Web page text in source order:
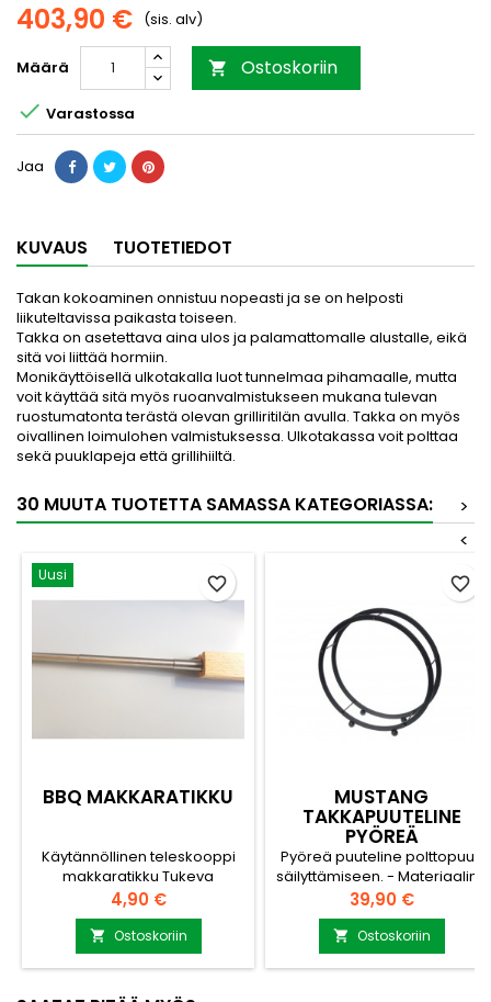
403,90 € (sis. alv)
Määrä  Ostoskoriin
 Varastossa
Jaa
KUVAUS TUOTETIEDOT
Takan kokoaminen onnistuu nopeasti ja se on helposti
liikuteltavissa paikasta toiseen.
Takka on asetettava aina ulos ja palamattomalle alustalle, eikä
sitä voi liittää hormiin.
Monikäyttöisellä ulkotakalla luot tunnelmaa pihamaalle, mutta
voit käyttää sitä myös ruoanvalmistukseen mukana tulevan
ruostumatonta terästä olevan grilliritilän avulla. Takka on myös
oivallinen loimulohen valmistuksessa. Ulkotakassa voit polttaa
sekä puuklapeja että grillihiiltä.
30 MUUTA TUOTETTA SAMASSA KATEGORIASSA:
>
<
Uusi
BBQ MAKKARATIKKU
Käytännöllinen teleskooppi
makkaratikku Tukeva
Kädensija puusta ja
ripustushihna Retkelle,
mökille tai kotiin
Hinta
4,90 €
 Ostoskoriin
favorite_border
MUSTANG
TAKKAPUUTELINE
PYÖREÄ
Pyöreä puuteline polttopuun
säilyttämiseen. - Materiaalina
maalattu musta teräs. -
Persoonallinen tuote -
Telineen halkaisija 50cm
Hinta
39,90 €
 Ostoskoriin
favorite_border